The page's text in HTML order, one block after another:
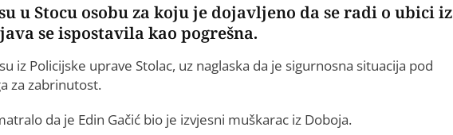
u Stocu osobu za koju je dojavljeno da se radi o ubici iz
se ispostavila kao pogrešna.
iz Policijske uprave Stolac, uz naglaska da je sigurnosna situacija pod
za zabrinutost.
da je Edin Gačić bio je izvjesni muškarac iz Doboja.